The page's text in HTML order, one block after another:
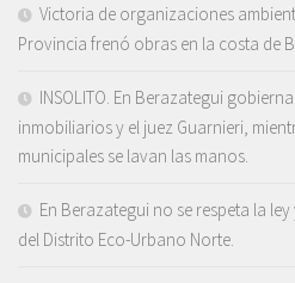
Victoria de organizaciones
Provincia frenó obras en la costa de
INSOLITO. En Berazategui
inmobiliarios y el juez Guarnieri,
municipales se lavan las manos.
En Berazategui no se respeta la
del Distrito Eco-Urbano Norte.